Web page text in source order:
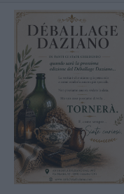
TAVOLI TAVOLINI
SEDIE POLTRONE
CREDENZE – DOPPI CORPI
SALE DA PRANZO –